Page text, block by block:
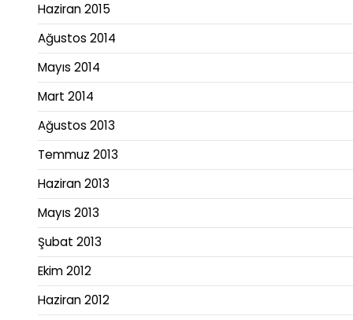
Haziran 2015
Ağustos 2014
Mayıs 2014
Mart 2014
Ağustos 2013
Temmuz 2013
Haziran 2013
Mayıs 2013
Şubat 2013
Ekim 2012
Haziran 2012